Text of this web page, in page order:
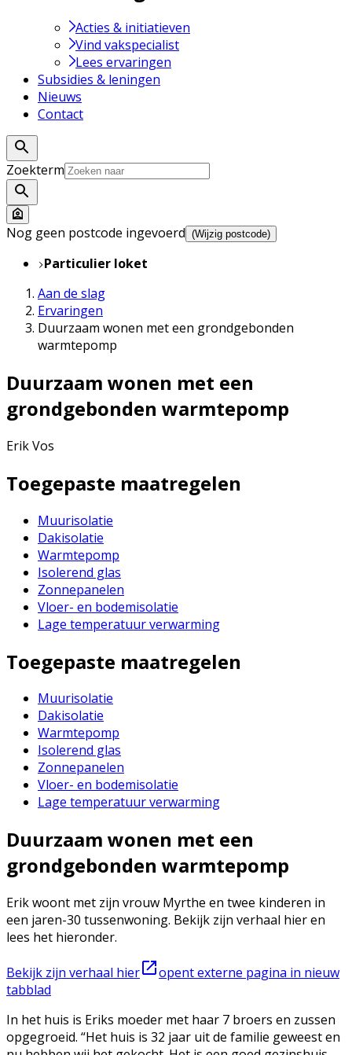
Acties & initiatieven
Vind vakspecialist
Lees ervaringen
Subsidies & leningen
Nieuws
Contact
Zoekterm
Nog geen postcode ingevoerd (Wijzig postcode)
Particulier loket
Aan de slag
Ervaringen
Duurzaam wonen met een grondgebonden
warmtepomp
Duurzaam wonen met een
grondgebonden warmtepomp
Erik Vos
Toegepaste maatregelen
Muurisolatie
Dakisolatie
Warmtepomp
Isolerend glas
Zonnepanelen
Vloer- en bodemisolatie
Lage temperatuur verwarming
Toegepaste maatregelen
Muurisolatie
Dakisolatie
Warmtepomp
Isolerend glas
Zonnepanelen
Vloer- en bodemisolatie
Lage temperatuur verwarming
Duurzaam wonen met een
grondgebonden warmtepomp
Erik woont met zijn vrouw Myrthe en twee kinderen in
een jaren-30 tussenwoning. Bekijk zijn verhaal hier en
lees het hieronder.
Bekijk zijn verhaal hier
opent externe pagina in nieuw
tabblad
In het huis is Eriks moeder met haar 7 broers en zussen
opgegroeid. “Het huis is 32 jaar uit de familie geweest en